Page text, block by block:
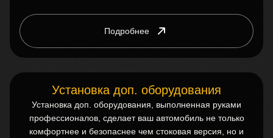
Подробнее
Установка доп. оборудования
Установка доп. оборудования, выполненная руками
профессионалов, сделает ваш автомобиль не только
комфортнее и безопаснее чем стоковая версия, но и